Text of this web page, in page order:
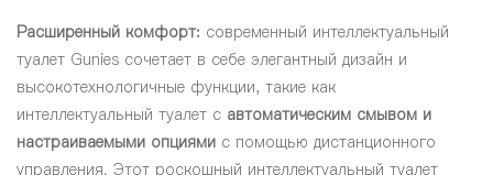
Расширенный комфорт: современный интеллектуальный
туалет Gunies сочетает в себе элегантный дизайн и
высокотехнологичные функции, такие как
интеллектуальный туалет с автоматическим смывом и
настраиваемыми опциями с помощью дистанционного
управления. Этот роскошный интеллектуальный туалет